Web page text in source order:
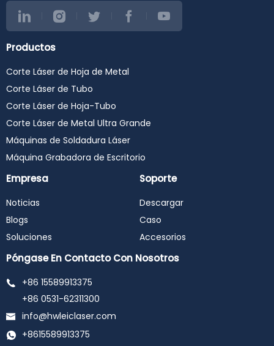
Productos
Corte Láser de Hoja de Metal
Corte Láser de Tubo
Corte Láser de Hoja-Tubo
Corte Láser de Metal Ultra Grande
Máquinas de Soldadura Láser
Máquina Grabadora de Escritorio
Empresa
Noticias
Blogs
Soluciones
Soporte
Descargar
Caso
Accesorios
Póngase En Contacto Con Nosotros
+86 15589913375
+86 0531-62311300
info@hwleiclaser.com
+8615589913375